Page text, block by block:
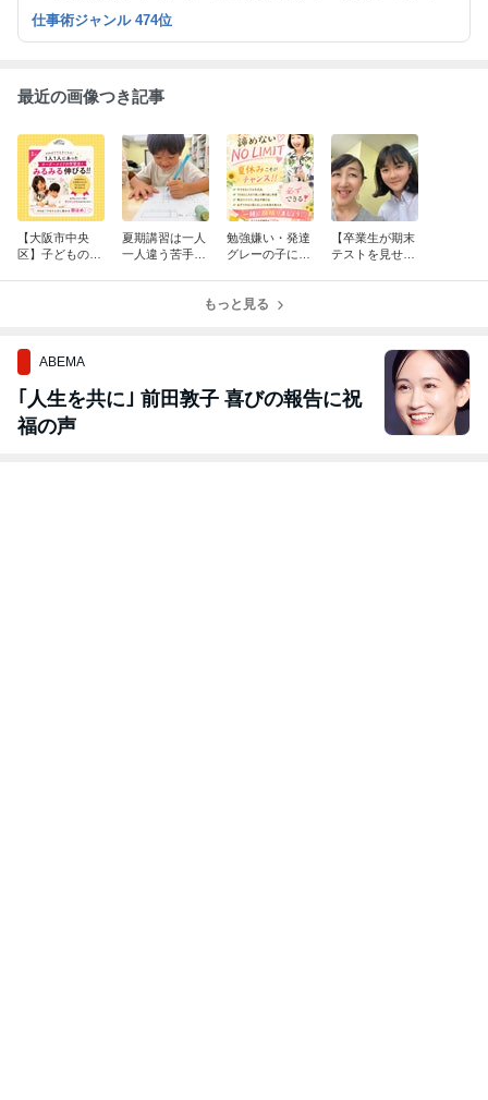
る学習へ。体験会は公式LINEから受付中。
仕事術ジャンル 474位
最近の画像つき記事
【大阪市中央
区】子どもの未
夏期講習は一人
一人違う苦手を
勉強嫌い・発達
グレーの子にと
ャンスになる理
【卒業生が期末
テストを見せに
もっと見る
ABEMA
｢人生を共に｣ 前田敦子 喜びの報告に祝
福の声